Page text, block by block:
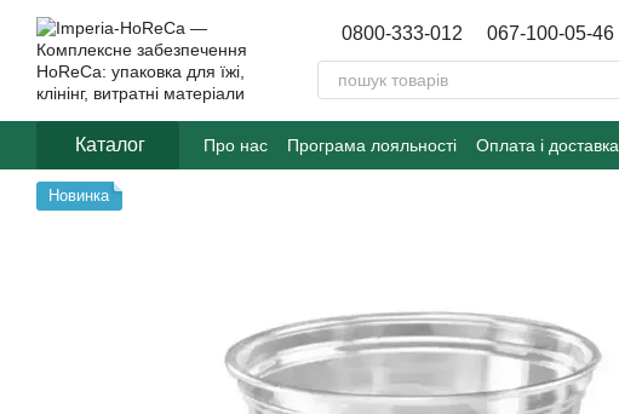
Перейти до основного контенту
0800-333-012 067-100-05-46
Каталог Про нас Програма лояльності Оплата і доставка
Договір публічної оферти
Блог
Новинка